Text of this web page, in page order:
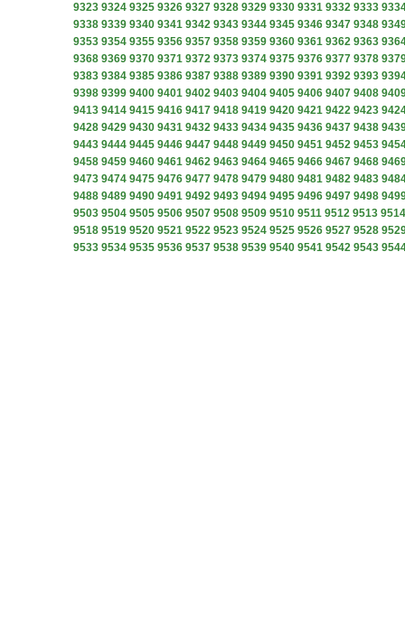
9323 9324 9325 9326 9327 9328 9329 9330 9331 9332 9333
9338 9339 9340 9341 9342 9343 9344 9345 9346 9347 9348
9353 9354 9355 9356 9357 9358 9359 9360 9361 9362 9363
9368 9369 9370 9371 9372 9373 9374 9375 9376 9377 9378
9383 9384 9385 9386 9387 9388 9389 9390 9391 9392 9393
9398 9399 9400 9401 9402 9403 9404 9405 9406 9407 9408
9413 9414 9415 9416 9417 9418 9419 9420 9421 9422 9423
9428 9429 9430 9431 9432 9433 9434 9435 9436 9437 9438
9443 9444 9445 9446 9447 9448 9449 9450 9451 9452 9453
9458 9459 9460 9461 9462 9463 9464 9465 9466 9467 9468
9473 9474 9475 9476 9477 9478 9479 9480 9481 9482 9483
9488 9489 9490 9491 9492 9493 9494 9495 9496 9497 9498
9503 9504 9505 9506 9507 9508 9509 9510 9511 9512 9513 9514
9518 9519 9520 9521 9522 9523 9524 9525 9526 9527 9528
9533 9534 9535 9536 9537 9538 9539 9540 9541 9542 9543